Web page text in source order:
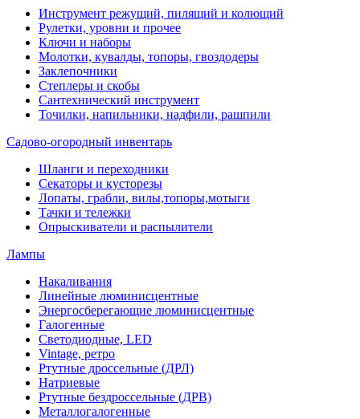
Инструмент режущий, пилящий и колющий
Рулетки, уровни и прочее
Ключи и наборы
Молотки, кувалды, топоры, гвоздодеры
Заклепочники
Степлеры и скобы
Сантехнический инструмент
Точилки, напильники, надфили, рашпили
Садово-огородный инвентарь
Шланги и переходники
Секаторы и кусторезы
Лопаты, грабли, вилы,топоры,мотыги
Тачки и тележки
Опрыскиватели и распылители
Лампы
Накаливания
Линейные люминисцентные
Энергосберегающие люминисцентные
Галогенные
Светодиодные, LED
Vintage, ретро
Ртутные дроссельные (ДРЛ)
Натриевые
Ртутные бездроссельные (ДРВ)
Металлогалогенные